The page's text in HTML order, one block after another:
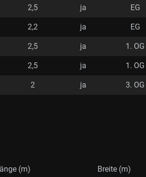
2,5 ja EG
2,2 ja EG
2,5 ja 1. OG
2,5 ja 1. OG
2 ja 3. OG
(m) Breite (m)